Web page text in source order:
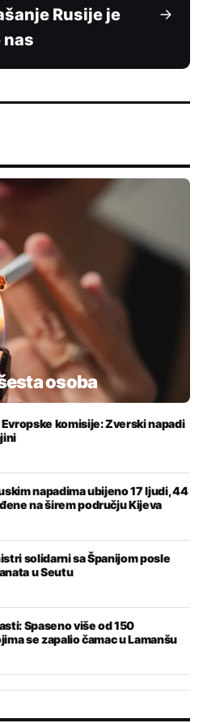
Rusije je
nas
osoba
komisije: Zverski napadi
napadima ubijeno 17 ljudi, 44
na širem području Kijeva
solidarni sa Španijom posle
u Seutu
Spaseno više od 150
se zapalio čamac u Lamanšu